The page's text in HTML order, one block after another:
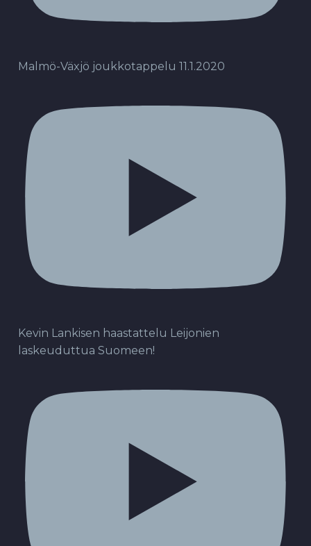
Malmö-Växjö joukkotappelu 11.1.2020
Kevin Lankisen haastattelu Leijonien
laskeuduttua Suomeen!